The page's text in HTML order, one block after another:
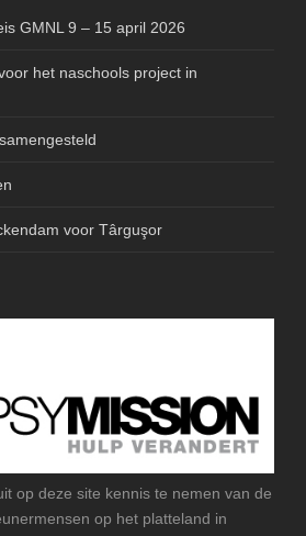
GMNL 9 – 15 april 2026
het naschools project in
voor Târguşor
op deze site kennis te nemen van de
op het platteland in